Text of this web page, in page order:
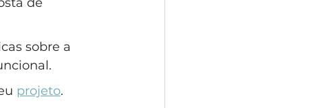
sobre a
projeto.